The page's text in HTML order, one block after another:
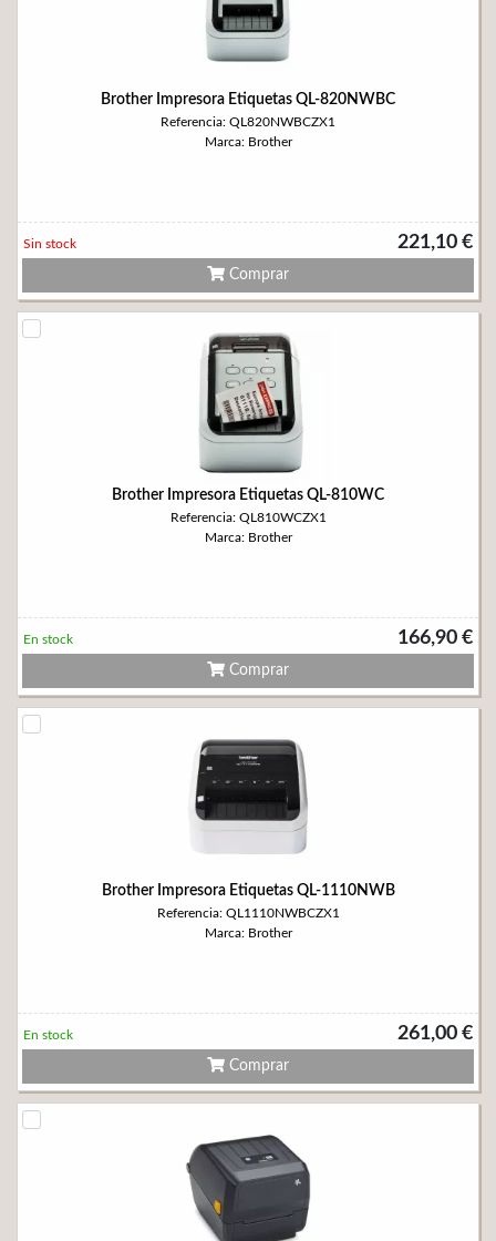
Brother Impresora Etiquetas QL-820NWBC
Referencia: QL820NWBCZX1
Marca: Brother
221,10 €
Sin stock
Comprar
Brother Impresora Etiquetas QL-810WC
Referencia: QL810WCZX1
Marca: Brother
166,90 €
En stock
Comprar
Brother Impresora Etiquetas QL-1110NWB
Referencia: QL1110NWBCZX1
Marca: Brother
261,00 €
En stock
Comprar